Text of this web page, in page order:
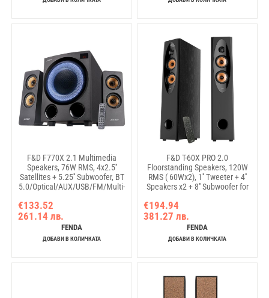
F&D F770X 2.1 Multimedia
Speakers, 76W RMS, 4x2.5''
Satellites + 5.25'' Subwoofer, BT
5.0/Optical/AUX/USB/FM/Multi-
Control/Wooden/Black
€133.52
261.14 лв.
FENDA
ДОБАВИ В КОЛИЧКАТА
F&D T-60X PRO 2.0
Floorstanding Speakers, 120W
RMS ( 60Wx2), 1'' Tweeter + 4''
Speakers x2 + 8'' Subwoofer for
5.3/Optical/COAXIAL/AUX/USB/FM/
function/LED Display/Remote
control/Microphone/Wooden,
Touch buttons, Black
€194.94
381.27 лв.
FENDA
ДОБАВИ В КОЛИЧКАТА